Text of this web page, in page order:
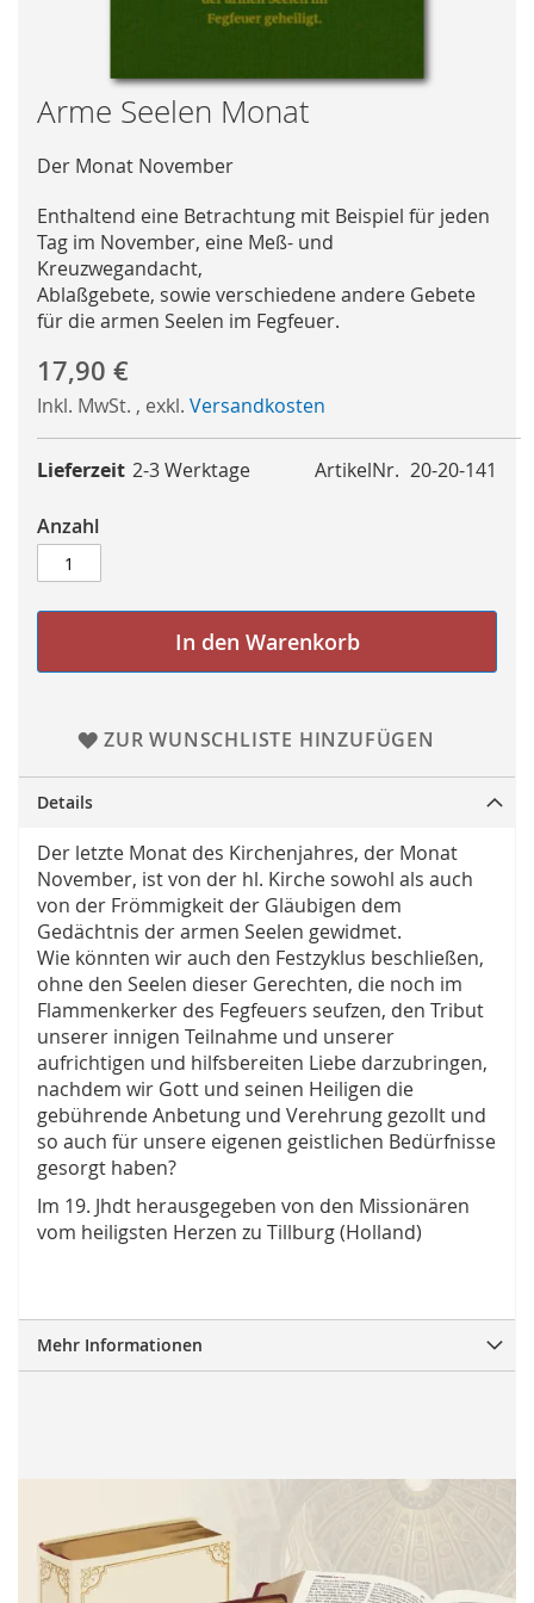
Skip
to
the
beginning
of
the
images
gallery
Arme Seelen Monat
Der Monat November
Enthaltend eine Betrachtung mit Beispiel für jeden
Tag im November, eine Meß- und
Kreuzwegandacht,
Ablaßgebete, sowie verschiedene andere Gebete
für die armen Seelen im Fegfeuer.
17,90 €
Inkl. MwSt. , exkl. Versandkosten
ArtikelNr. 20-20-141
Lieferzeit 2-3 Werktage
Anzahl
In den Warenkorb
ZUR WUNSCHLISTE HINZUFÜGEN
Details
Der letzte Monat des Kirchenjahres, der Monat
November, ist von der hl. Kirche sowohl als auch
von der Frömmigkeit der Gläubigen dem
Gedächtnis der armen Seelen gewidmet.
Wie könnten wir auch den Festzyklus beschließen,
ohne den Seelen dieser Gerechten, die noch im
Flammenkerker des Fegfeuers seufzen, den Tribut
unserer innigen Teilnahme und unserer
aufrichtigen und hilfsbereiten Liebe darzubringen,
nachdem wir Gott und seinen Heiligen die
gebührende Anbetung und Verehrung gezollt und
so auch für unsere eigenen geistlichen Bedürfnisse
gesorgt haben?
Im 19. Jhdt herausgegeben von den Missionären
vom heiligsten Herzen zu Tillburg (Holland)
Mehr Informationen